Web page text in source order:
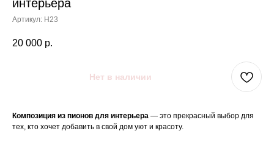
интерьера
Артикул: Н23
20 000 р.
Нет в наличии
Композиция из пионов для интерьера — это прекрасный выбор для
тех, кто хочет добавить в свой дом уют и красоту.